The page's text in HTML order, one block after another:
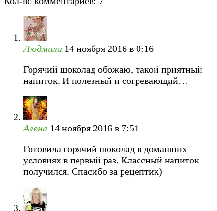
Людмила 14 ноября 2016 в 0:16
Горячий шоколад обожаю, такой приятный
напиток. И полезный и согревающий…
Алена 14 ноября 2016 в 7:51
Готовила горячий шоколад в домашних
условиях в первый раз. Классный напиток
получился. Спасибо за рецептик)